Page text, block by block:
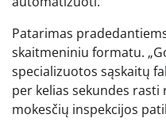
Patarimas
skaitmeniniu formatu.
specializuotos sąskaitų
per kelias sekundes
mokesčių inspekcijos